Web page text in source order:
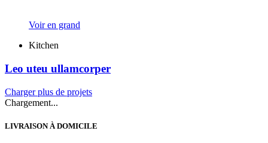
Voir en grand
Kitchen
Leo uteu ullamcorper
Charger plus de projets
Chargement...
LIVRAISON À DOMICILE